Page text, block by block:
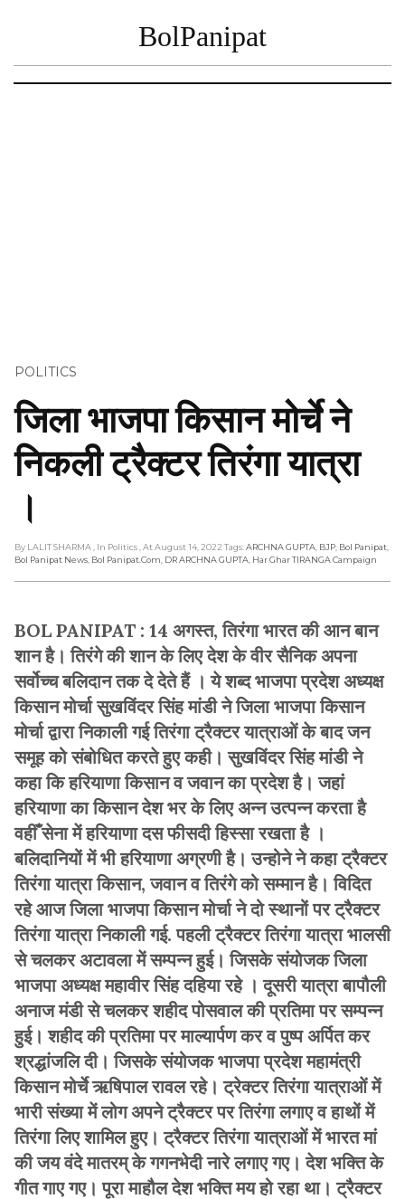
BolPanipat
POLITICS
जिला भाजपा किसान मोर्चे ने
निकली ट्रैक्टर तिरंगा यात्रा
।
By LALIT SHARMA , In Politics , At August 14, 2022 Tags:ARCHNA GUPTA BJP Bol Panipat
Bol Panipat News Bol Panipat.com DR ARCHNA GUPTA Har Ghar TIRANGA Campaign
BOL PANIPAT : 14 अगस्त, तिरंगा भारत की आन बान
शान है। तिरंगे की शान के लिए देश के वीर सैनिक अपना
सर्वोच्च बलिदान तक दे देते हैं । ये शब्द भाजपा प्रदेश अध्यक्ष
किसान मोर्चा सुखविंदर सिंह मांडी ने जिला भाजपा किसान
मोर्चा द्वारा निकाली गई तिरंगा ट्रैक्टर यात्राओं के बाद जन
समूह को संबोधित करते हुए कही। सुखविंदर सिंह मांडी ने
कहा कि हरियाणा किसान व जवान का प्रदेश है। जहां
हरियाणा का किसान देश भर के लिए अन्न उत्पन्न करता है
वहीँ सेना में हरियाणा दस फीसदी हिस्सा रखता है ।
बलिदानियों में भी हरियाणा अग्रणी है। उन्होने ने कहा ट्रैक्टर
तिरंगा यात्रा किसान, जवान व तिरंगे को सम्मान है। विदित
रहे आज जिला भाजपा किसान मोर्चा ने दो स्थानों पर ट्रैक्टर
तिरंगा यात्रा निकाली गई. पहली ट्रैक्टर तिरंगा यात्रा भालसी
से चलकर अटावला में सम्पन्न हुई। जिसके संयोजक जिला
भाजपा अध्यक्ष महावीर सिंह दहिया रहे । दूसरी यात्रा बापौली
अनाज मंडी से चलकर शहीद पोसवाल की प्रतिमा पर सम्पन्न
हुई। शहीद की प्रतिमा पर माल्यार्पण कर व पुष्प अर्पित कर
श्रद्धांजलि दी। जिसके संयोजक भाजपा प्रदेश महामंत्री
किसान मोर्चे ऋषिपाल रावल रहे। ट्रेक्टर तिरंगा यात्राओं में
भारी संख्या में लोग अपने ट्रैक्टर पर तिरंगा लगाए व हाथों में
तिरंगा लिए शामिल हुए। ट्रैक्टर तिरंगा यात्राओं में भारत मां
की जय वंदे मातरम् के गगनभेदी नारे लगाए गए। देश भक्ति के
गीत गाए गए। पूरा माहौल देश भक्ति मय हो रहा था। ट्रैक्टर